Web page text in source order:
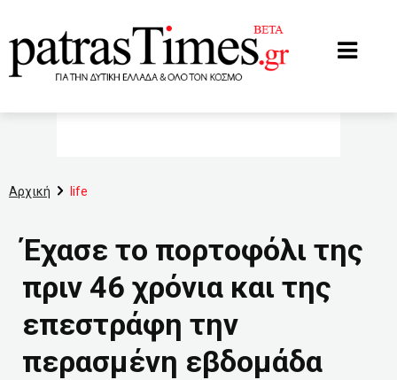
Αρχική life
Έχασε το πορτοφόλι της
πριν 46 χρόνια και της
επεστράφη την
περασμένη εβδομάδα